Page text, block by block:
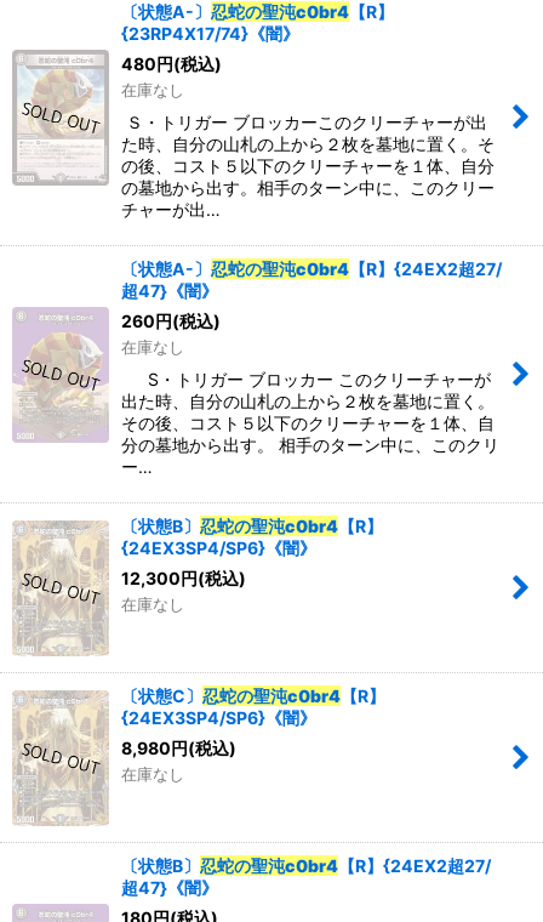
〔状態A-〕 忍蛇の聖沌c0br4 【R】
{23RP4X17/74}《闇》
480 円(税込)
在庫なし
Ｓ・トリガー ブロッカーこのクリーチャーが出
た時、自分の山札の上から２枚を墓地に置く。そ
の後、コスト５以下のクリーチャーを１体、自分
の墓地から出す。相手のターン中に、このクリー
チャーが出…
〔状態A-〕 忍蛇の聖沌c0br4 【R】{24EX2超27/
超47}《闇》
260 円(税込)
在庫なし
S・トリガー ブロッカー このクリーチャーが
出た時、自分の山札の上から２枚を墓地に置く。
その後、コスト５以下のクリーチャーを１体、自
分の墓地から出す。 相手のターン中に、このクリ
ー…
〔状態B〕 忍蛇の聖沌c0br4 【R】
{24EX3SP4/SP6}《闇》
12,300 円(税込)
在庫なし
〔状態C〕 忍蛇の聖沌c0br4 【R】
{24EX3SP4/SP6}《闇》
8,980 円(税込)
在庫なし
〔状態B〕 忍蛇の聖沌c0br4 【R】{24EX2超27/
超47}《闇》